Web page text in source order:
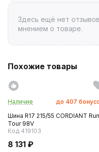
Здесь ещё нет
мнением о товаре.
Похожие товары
Наличие до 407
Шина R17 215/55 CORDIANT Run
Tour 98V
Код 419103
8 131 ₽